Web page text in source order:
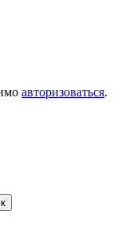
авторизоваться.